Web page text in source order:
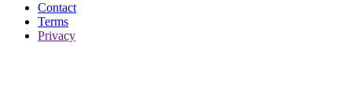
Contact
Terms
Privacy